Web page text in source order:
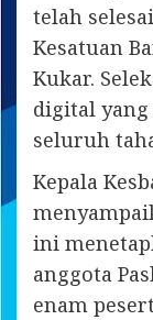
telah
Kesatuan
Kukar.
digital
seluruh
Kepala
ini
anggota
enam